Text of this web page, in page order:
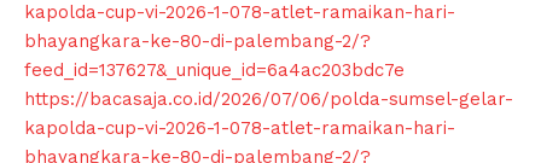
kapolda-cup-vi-2026-1-078-atlet-ramaikan-hari-
bhayangkara-ke-80-di-palembang-2/?
feed_id=137627&_unique_id=6a4ac203bdc7e
https://bacasaja.co.id/2026/07/06/polda-sumsel-gelar-
kapolda-cup-vi-2026-1-078-atlet-ramaikan-hari-
bhayangkara-ke-80-di-palembang-2/?